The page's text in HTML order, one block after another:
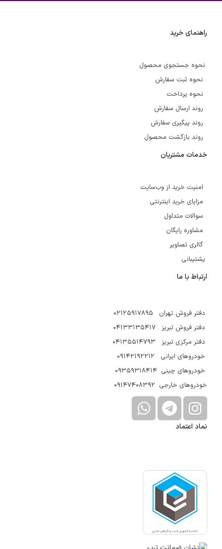
راهنمای خرید
نحوه جستجوی محصول
نحوه ثبت سفارش
نحوه پرداخت
روند ارسال سفارش
روند پیگیری سفارش
روند بازگشت محصول
خدمات مشتریان
امنیت خرید از وب‌سایت
مزایای خرید اینترنتی
سوالات متداول
مشاوره رایگان
گالری تصاویر
پشتیبانی
ارتباط با ما
دفتر فروش تهران 02125917895
دفتر فروش تبریز 04133135417
دفتر مرکزی تبریز 04135514793
خودروهای ایرانی 09142192212
خودروهای چینی 09359318414
خودروهای خارجی 09147408392
نماد اعتماد